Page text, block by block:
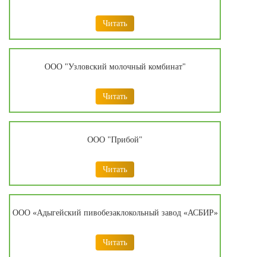
Читать
ООО "Узловский молочный комбинат"
Читать
ООО "Прибой"
Читать
ООО «Адыгейский пивобезаклокольный завод «АСБИР»
Читать